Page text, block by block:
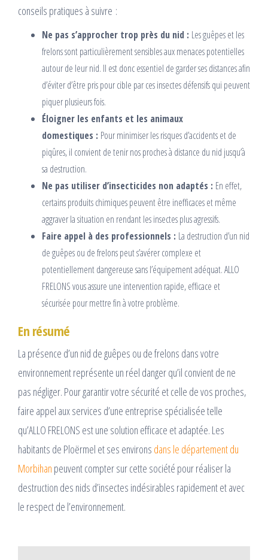
conseils pratiques à suivre :
Ne pas s’approcher trop près du nid : Les guêpes et les
frelons sont particulièrement sensibles aux menaces potentielles
autour de leur nid. Il est donc essentiel de garder ses distances afin
d’éviter d’être pris pour cible par ces insectes défensifs qui peuvent
piquer plusieurs fois.
Éloigner les enfants et les animaux
domestiques : Pour minimiser les risques d’accidents et de
piqûres, il convient de tenir nos proches à distance du nid jusqu’à
sa destruction.
Ne pas utiliser d’insecticides non adaptés : En effet,
certains produits chimiques peuvent être inefficaces et même
aggraver la situation en rendant les insectes plus agressifs.
Faire appel à des professionnels : La destruction d’un nid
de guêpes ou de frelons peut s’avérer complexe et
potentiellement dangereuse sans l’équipement adéquat. ALLO
FRELONS vous assure une intervention rapide, efficace et
sécurisée pour mettre fin à votre problème.
En résumé
La présence d’un nid de guêpes ou de frelons dans votre
environnement représente un réel danger qu’il convient de ne
pas négliger. Pour garantir votre sécurité et celle de vos proches,
faire appel aux services d’une entreprise spécialisée telle
qu’ALLO FRELONS est une solution efficace et adaptée. Les
habitants de Ploërmel et ses environs dans le département du
Morbihan peuvent compter sur cette société pour réaliser la
destruction des nids d’insectes indésirables rapidement et avec
le respect de l’environnement.